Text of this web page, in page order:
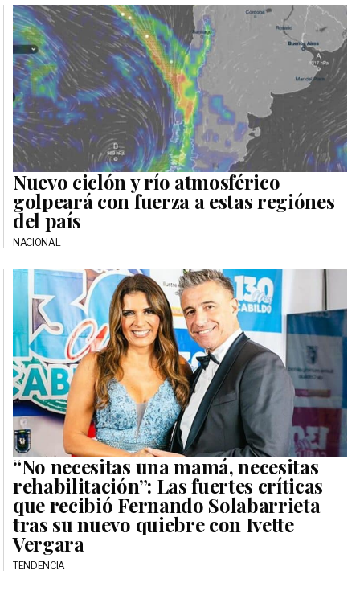
Nuevo ciclón y río atmosférico
golpeará con fuerza a estas regiónes
del país
NACIONAL
“No necesitas una mamá, necesitas
rehabilitación”: Las fuertes críticas
que recibió Fernando Solabarrieta
tras su nuevo quiebre con Ivette
Vergara
TENDENCIA